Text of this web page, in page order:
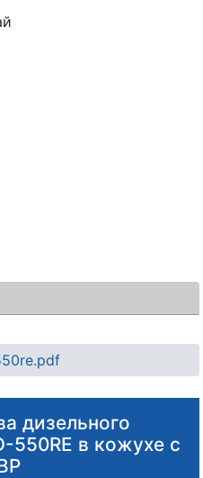
дизельного
550RE в кожухе с